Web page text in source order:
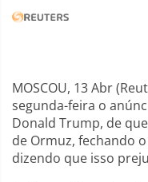
MOSCOU, 13 Abr
segunda-feira o
Donald Trump, de
de Ormuz, fechando
dizendo que isso